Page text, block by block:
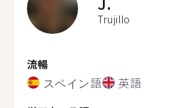
Trujillo
流暢
スペイン語 英語